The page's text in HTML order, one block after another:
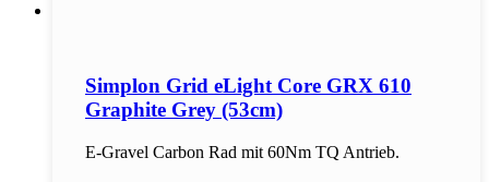
Simplon Grid eLight Core GRX 610
Graphite Grey (53cm)
E-Gravel Carbon Rad mit 60Nm TQ Antrieb.